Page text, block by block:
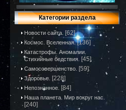
Категории раздела
Новости сайта. [62]
Космос. Вселенная. [136]
Катастрофы. Аномалии.
Стихийные бедствия.
[45]
Самосовершенство. [59]
Здоровье. [228]
Непознанное. [84]
Наша планета. Мир вокруг нас.
[240]